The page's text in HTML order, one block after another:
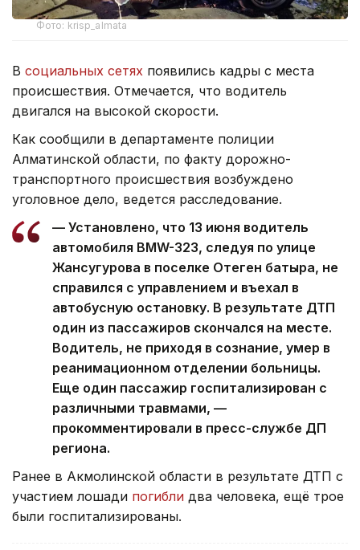
Фото: krisp_almata
В социальных сетях появились кадры с места
происшествия. Отмечается, что водитель
двигался на высокой скорости.
Как сообщили в департаменте полиции
Алматинской области, по факту дорожно-
транспортного происшествия возбуждено
уголовное дело, ведется расследование.
— Установлено, что 13 июня водитель
автомобиля BMW-323, следуя по улице
Жансугурова в поселке Отеген батыра, не
справился с управлением и въехал в
автобусную остановку. В результате ДТП
один из пассажиров скончался на месте.
Водитель, не приходя в сознание, умер в
реанимационном отделении больницы.
Еще один пассажир госпитализирован с
различными травмами, —
прокомментировали в пресс-службе ДП
региона.
Ранее в Акмолинской области в результате ДТП с
участием лошади погибли два человека, ещё трое
были госпитализированы.